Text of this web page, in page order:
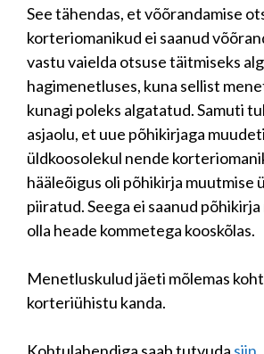
See tähendas, et võõrandamise
korteriomanikud ei saanud
vastu vaielda otsuse täitmiseks
hagimenetluses, kuna sellist
kunagi poleks algatatud. Samuti
asjaolu, et uue põhikirjaga
üldkoosolekul nende
hääleõigus oli põhikirja muutmise
piiratud. Seega ei saanud
olla heade kommetega kooskõlas.
Menetluskulud jäeti mõlemas
korteriühistu kanda.